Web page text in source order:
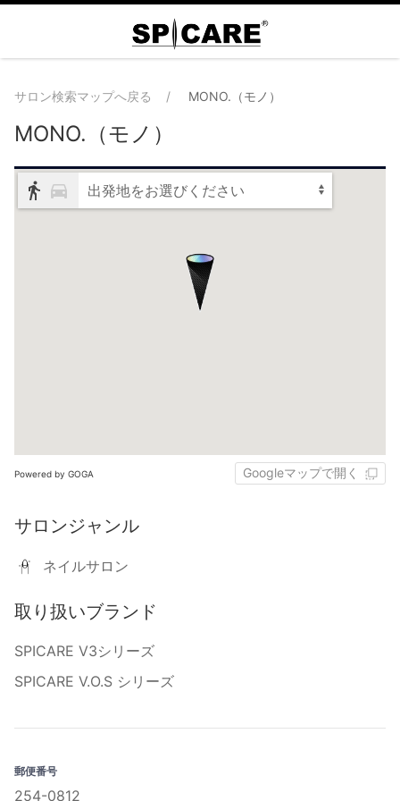
サロン検索マップへ戻る MONO.（モノ）
MONO.（モノ）
出発地をお選びください
Powered by GOGA Googleマップで開く
サロンジャンル
ネイルサロン
取り扱いブランド
SPICARE V3シリーズ
SPICARE V.O.S シリーズ
郵便番号
254-0812